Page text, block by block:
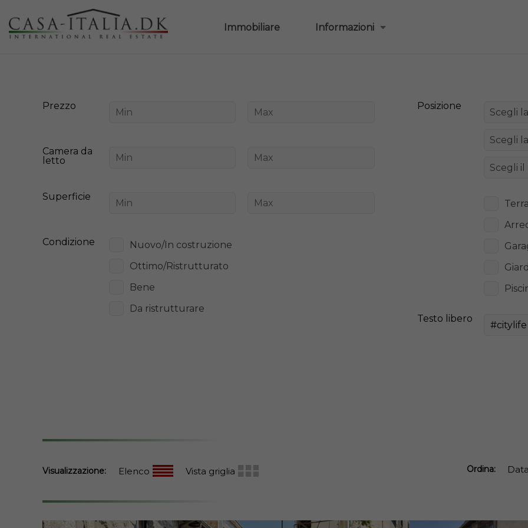
Immobiliare Informazioni
Prezzo
Camera da
letto
Superficie
Condizione
Nuovo/In costruzione
Ottimo/Ristrutturato
Bene
Da ristrutturare
Posizione
Testo libero
Visualizzazione: Elenco Vista griglia Ordina: